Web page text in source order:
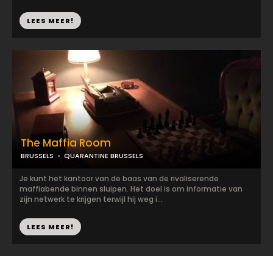
LEES MEER!
The Maffia Room
BRUSSELS QUARANTINE BRUSSELS
Je kunt het kantoor van de baas van de rivaliserende
maffiabende binnen sluipen. Het doel is om informatie van
zijn netwerk te krijgen terwijl hij weg i...
LEES MEER!